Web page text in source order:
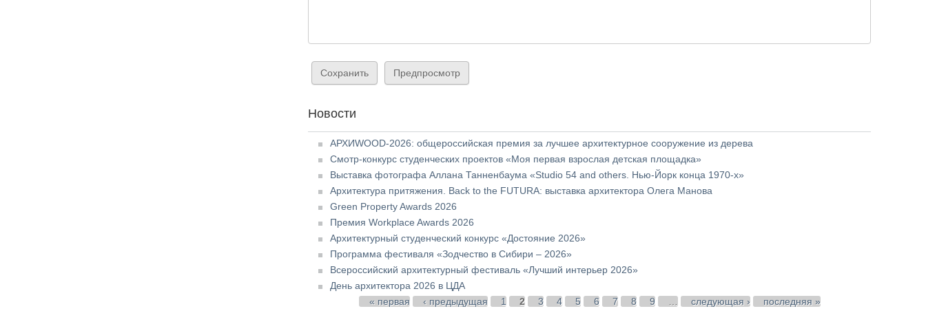
Новости
АРХИWOOD-2026: общероссийская премия за лучшее архитектурное сооружение из дерева
Смотр-конкурс студенческих проектов «Моя первая взрослая детская площадка»
Выставка фотографа Аллана Танненбаума «Studio 54 and others. Нью-Йорк конца 1970-х»
Архитектура притяжения. Back to the FUTURA: выставка архитектора Олега Манова
Green Property Awards 2026
Премия Workplace Awards 2026
Архитектурный студенческий конкурс «Достояние 2026»
Программа фестиваля «Зодчество в Сибири – 2026»
Всероссийский архитектурный фестиваль «Лучший интерьер 2026»
День архитектора 2026 в ЦДА
Страницы « первая ‹ предыдущая 1 2 3 4 5 6 7 8 9 следующая ›
последняя »